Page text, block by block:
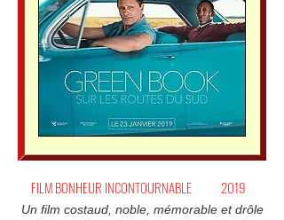
FILM BONHEUR INCONTOURNABLE 2019
Un film costaud, noble, mémorable et drôle